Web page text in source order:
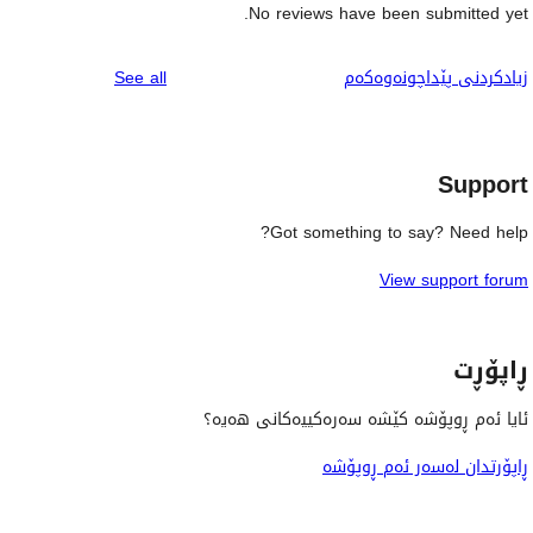
No reviews have been submitted yet.
زیادکردنی پێداچونەوەکەم
See all
reviews
Support
Got something to say? Need help?
View support forum
ڕاپۆڕت
ئایا ئەم ڕوپۆشە کێشە سەرەکییەکانی هەیە؟
ڕاپۆرتدان لەسەر ئەم ڕوپۆشە